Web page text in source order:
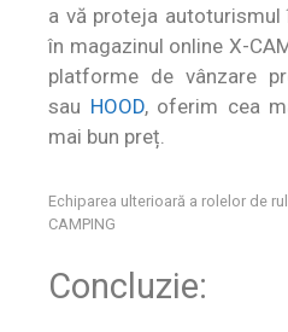
a vă proteja autoturismul
în magazinul online X-
platforme de vânzare
sau HOOD, oferim cea
mai bun preț.
Echiparea ulterioară a rolelor de
CAMPING
Concluzie: